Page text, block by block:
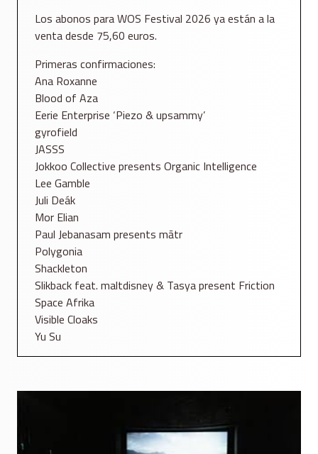
Los abonos para WOS Festival 2026 ya están a la
venta desde 75,60 euros.
Primeras confirmaciones:
Ana Roxanne
Blood of Aza
Eerie Enterprise ‘Piezo & upsammy’
gyrofield
JASSS
Jokkoo Collective presents Organic Intelligence
Lee Gamble
Juli Deák
Mor Elian
Paul Jebanasam presents mātr
Polygonia
Shackleton
Slikback feat. maltdisney & Tasya present Friction
Space Afrika
Visible Cloaks
Yu Su